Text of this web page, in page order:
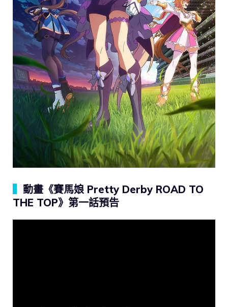
動畫《賽馬娘 Pretty Derby ROAD TO
THE TOP》第一話預告